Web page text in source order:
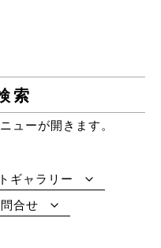
索
ューが開きます。
ギャラリー
合せ